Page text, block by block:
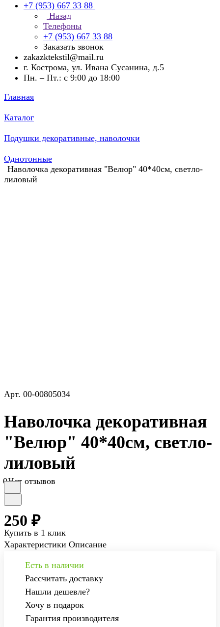
+7 (953) 667 33 88
Назад
Телефоны
+7 (953) 667 33 88
Заказать звонок
zakazktekstil@mail.ru
г. Кострома, ул. Ивана Сусанина, д.5
Пн. – Пт.: с 9:00 до 18:00
Главная
Каталог
Подушки декоративные, наволочки
Однотонные
Наволочка декоративная "Велюр" 40*40см, светло-
лиловый
Арт. 00-00805034
Наволочка декоративная
"Велюр" 40*40см, светло-
лиловый
0Нет отзывов
250 ₽
Купить в 1 клик
Характеристики Описание
Есть в наличии
Рассчитать доставку
Нашли дешевле?
Хочу в подарок
Гарантия производителя